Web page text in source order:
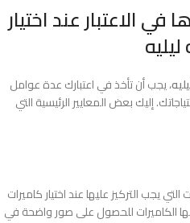
في الاعتبار عند اختيار
، يجب أن تأخذ في اعتبارك عدة عوامل
إليك بعض المعايير الرئيسية التي
يجب التركيز عليها عند اختيار كاميرات
الكاميرات للحصول على صور واضحة في